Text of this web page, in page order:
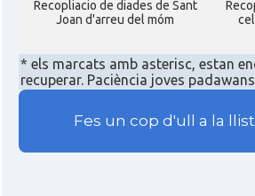
Recopliacio de diades de Sant
Joan d'arreu del móm
* els marcats amb asterisc, estan
recuperar. Paciència joves
Fes un cop d'ull a la